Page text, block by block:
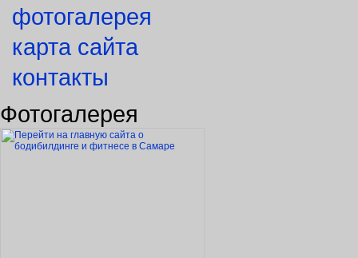
фотогалерея
карта сайта
контакты
Фотогалерея